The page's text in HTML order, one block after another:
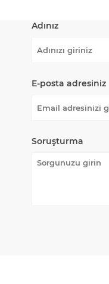
Adınız
E-posta adresiniz
Soruşturma